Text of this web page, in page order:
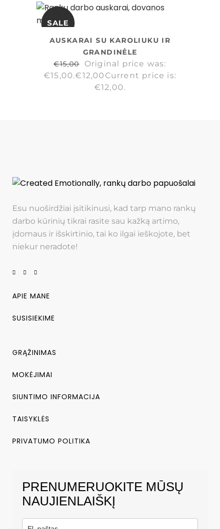
SALE
AUSKARAI SU KAROLIUKU IR
GRANDINĖLE
€15,00
Original price was:
€15,00.€12,00 Current price is:
€12,00.
Esu nuoširdžiai įsitikinusi, kad tarp mano rankų
darbo kūrinių tikrai rasite sau kažką artimo,
įdomaus ir išskirtinio, tai ko ilgai ieškojote, bet
niekur neradote!
APIE MANE
SUSISIEKIME
GRĄŽINIMAS
MOKĖJIMAI
SIUNTIMO INFORMACIJA
TAISYKLĖS
PRIVATUMO POLITIKA
PRENUMERUOKITE MŪSŲ
NAUJIENLAIŠKĮ